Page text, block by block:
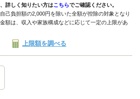
詳しく知りたい方はこちらでご確認ください。
己負担額の2,000円を除いた全額が控除の対象となり
額は、収入や家族構成などに応じて一定の上限があ
上限額を調べる